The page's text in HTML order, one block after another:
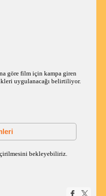
göre film için kampa giren
uygulanacağı belirtiliyor.
bekleyebiliriz.